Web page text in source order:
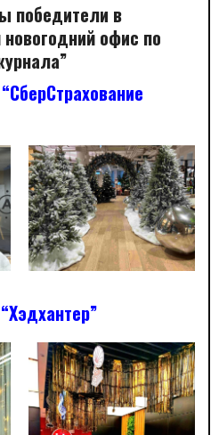
победители в
офис по
Хэдхантер”